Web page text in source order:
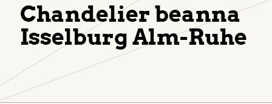
Chandelier beanna
Isselburg Alm-Ruhe